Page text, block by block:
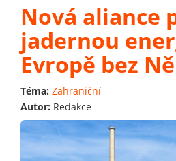
Nová aliance
jadernou
Evropě bez
Téma: Zahraniční
Autor: Redakce